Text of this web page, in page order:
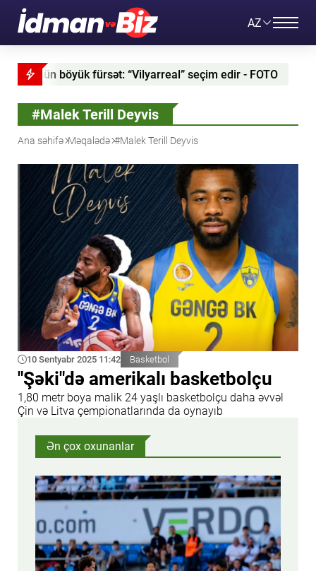
AZ
böyük fürsət: “Vilyarreal” seçim edir - FOTO
#Malek Terill Deyvis
Ana səhifə Məqalədə #Malek Terill Deyvis
10 Sentyabr 2025 11:42 Basketbol
"Şəki"də amerikalı basketbolçu
1,80 metr boya malik 24 yaşlı basketbolçu daha əvvəl
Çin və Litva çempionatlarında da oynayıb
Ən çox oxunanlar